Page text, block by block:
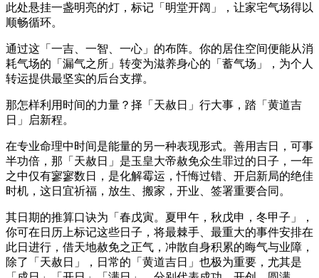
此处悬挂一盏明亮的灯，标记「明堂开阔」，让家宅气场得以
顺畅循环。
通过这「一吉、一智、一心」的布阵。你的居住空间便能从消
耗气场的「漏气之所」转变为滋养身心的「蓄气场」，为个人
转运提供最坚实的后台支撑。
那怎样利用时间的力量？择「天赦日」行大事，踏「黄道吉
日」启新程。
在专业命理中时间是能量的另一种表现形式。善用吉日，可事
半功倍，那「天赦日」是玉皇大帝赦免众生罪过的日子，一年
之中仅有寥寥数日，是化解霉运，忏悔过错、开启新局的绝佳
时机，这日宜祈福，放生、搬家，开业、签署重要合同。
其日期的推算口诀为「春戊寅。夏甲午，秋戊申，冬甲子」，
你可在日历上标记这些日子，将最棘手、最重大的事件安排在
此日进行，借天地赦免之正气，冲散自身积累的晦气与业障，
除了「天赦日」，日常的「黄道吉日」也极为重要，尤其是